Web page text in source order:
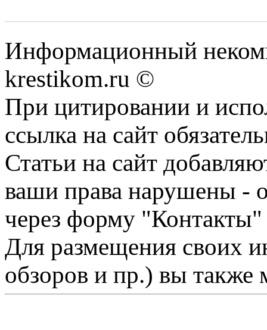
Информационный
krestikom.ru ©
При цитировании и
ссылка на сайт
Статьи на сайт
ваши права нарушены -
через форму "Контакты"
Для размещения своих
обзоров и пр.) вы также